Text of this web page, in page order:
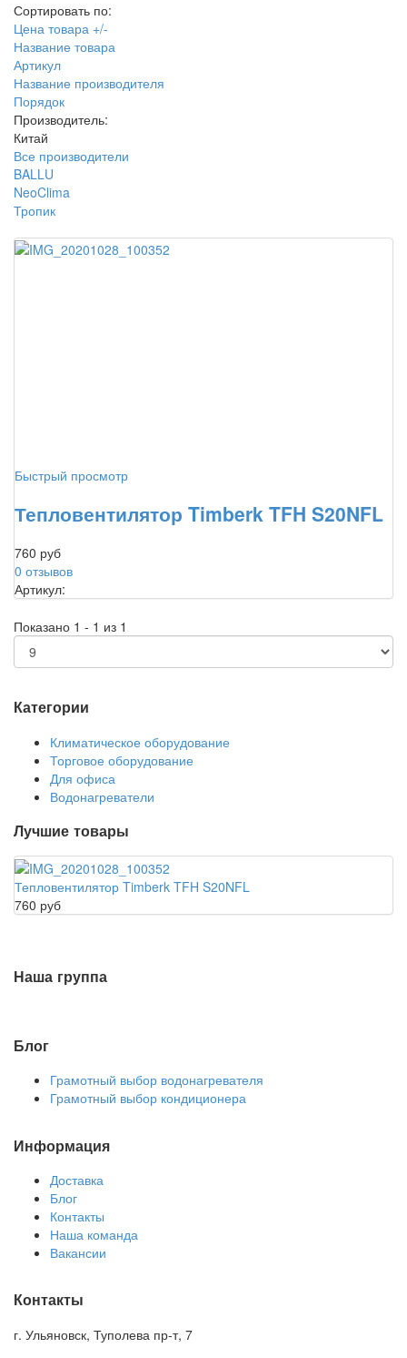
Сортировать по:
Цена товара +/-
Название товара
Артикул
Название производителя
Порядок
Производитель:
Китай
Все производители
BALLU
NeoClima
Тропик
Быстрый просмотр
Тепловентилятор Timberk TFH S20NFL
760 руб
0 отзывов
Артикул:
Показано 1 - 1 из 1
Категории
Климатическое оборудование
Торговое оборудование
Для офиса
Водонагреватели
Лучшие товары
Тепловентилятор Timberk TFH S20NFL
760 руб
Наша группа
Блог
Грамотный выбор водонагревателя
Грамотный выбор кондиционера
Информация
Доставка
Блог
Контакты
Наша команда
Вакансии
Контакты
г. Ульяновск, Туполева пр-т, 7